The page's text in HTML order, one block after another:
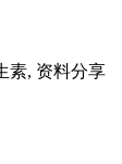
素, 资料分享